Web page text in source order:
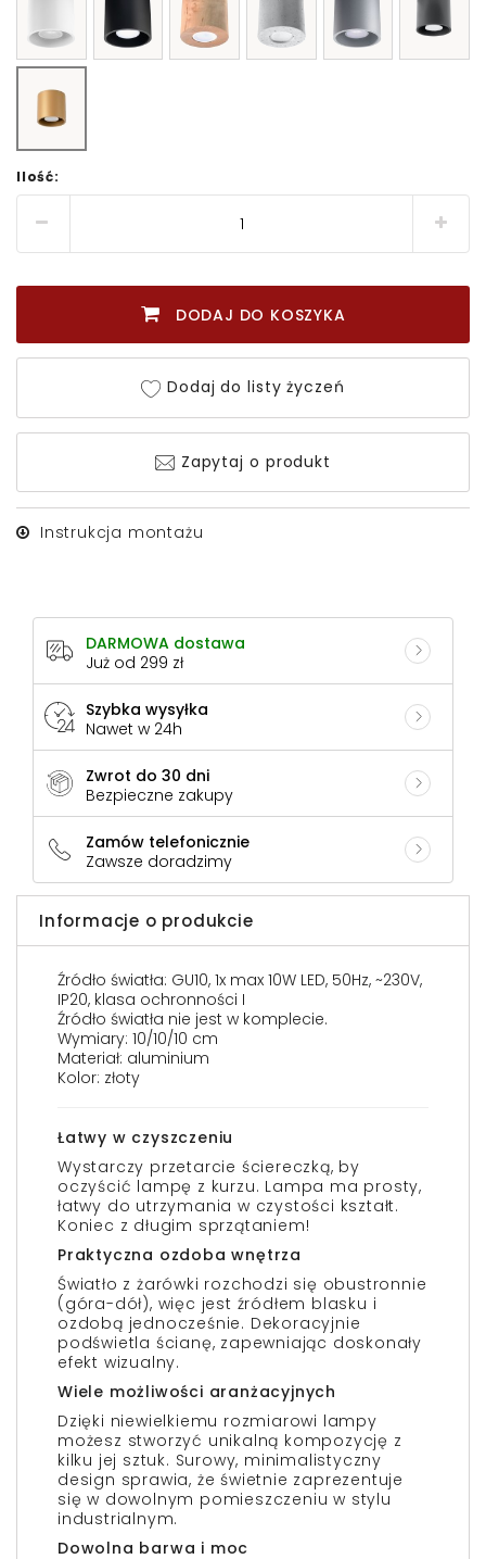
Ilość:
DODAJ DO KOSZYKA
Dodaj do listy życzeń
Zapytaj o produkt
Instrukcja montażu
DARMOWA dostawa
Już od 299 zł
Szybka wysyłka
Nawet w 24h
Zwrot do 30 dni
Bezpieczne zakupy
Zamów telefonicznie
Zawsze doradzimy
Informacje o produkcie
Źródło światła: GU10, 1x max 10W LED, 50Hz, ~230V,
IP20, klasa ochronności I
Źródło światła nie jest w komplecie.
Wymiary: 10/10/10 cm
Materiał: aluminium
Kolor: złoty
Łatwy w czyszczeniu
Wystarczy przetarcie ściereczką, by
oczyścić lampę z kurzu. Lampa ma prosty,
łatwy do utrzymania w czystości kształt.
Koniec z długim sprzątaniem!
Praktyczna ozdoba wnętrza
Światło z żarówki rozchodzi się obustronnie
(góra-dół), więc jest źródłem blasku i
ozdobą jednocześnie. Dekoracyjnie
podświetla ścianę, zapewniając doskonały
efekt wizualny.
Wiele możliwości aranżacyjnych
Dzięki niewielkiemu rozmiarowi lampy
możesz stworzyć unikalną kompozycję z
kilku jej sztuk. Surowy, minimalistyczny
design sprawia, że świetnie zaprezentuje
się w dowolnym pomieszczeniu w stylu
industrialnym.
Dowolna barwa i moc